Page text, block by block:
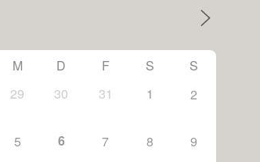
M D F S
S
29 30 31 1 2
5 6 7 8 9